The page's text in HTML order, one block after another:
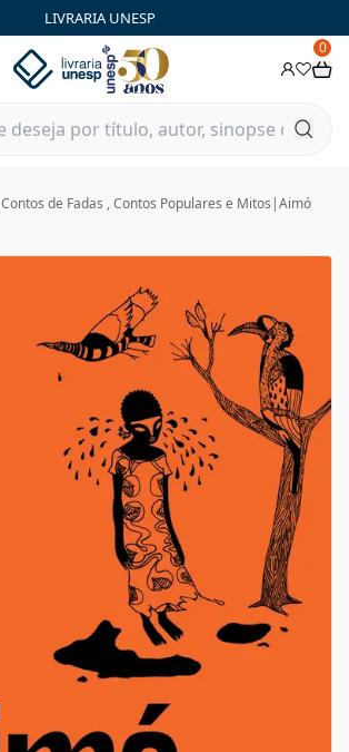
LIVRARIA UNESP
0
Contos de Fadas , Contos Populares e Mitos |Aimó